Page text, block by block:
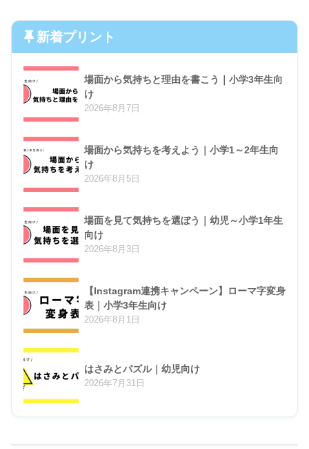
新着プリント
場面から気持ちと理由を書こう｜小学3年生向
け
2026年8月7日
場面から気持ちを考えよう｜小学1～2年生向
け
2026年8月5日
場面を見て気持ちを選ぼう｜幼児～小学1年生
向け
2026年8月3日
【Instagram連携キャンペーン】ローマ字変身
表｜小学3年生向け
2026年8月1日
はさみとパズル｜幼児向け
2026年7月31日